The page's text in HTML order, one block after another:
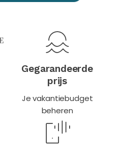
Gegarandeerde
prijs
Je vakantiebudget
beheren